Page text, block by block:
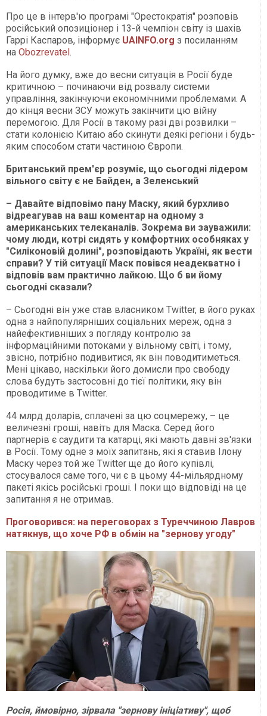
Про це в інтерв'ю програмі "Орестократія" розповів
російський опозиціонер і 13-й чемпіон світу із шахів
Гаррі Каспаров, інформує UAINFO.org з посиланням
на Obozrevatel.
На його думку, вже до весни ситуація в Росії буде
критичною – починаючи від розвалу системи
управління, закінчуючи економічними проблемами. А
до кінця весни ЗСУ можуть закінчити цю війну
перемогою. Для Росії в такому разі дві розвилки –
стати колонією Китаю або скинути деякі регіони і будь-
яким способом стати частиною Європи.
Британський прем'єр розуміє, що сьогодні лідером
вільного світу є не Байден, а Зеленський
– Давайте відповімо пану Маску, який бурхливо
відреагував на ваш коментар на одному з
американських телеканалів. Зокрема ви зауважили:
чому люди, котрі сидять у комфортних особняках у
"Силіконовій долині", розповідають Україні, як вести
справи? У тій ситуації Маск повівся неадекватно і
відповів вам практично лайкою. Що б ви йому
сьогодні сказали?
– Сьогодні він уже став власником Twitter, в його руках
одна з найпопулярніших соціальних мереж, одна з
найефективніших з погляду контролю за
інформаційними потоками у вільному світі, і тому,
звісно, потрібно подивитися, як він поводитиметься.
Мені цікаво, наскільки його домисли про свободу
слова будуть застосовні до тієї політики, яку він
проводитиме в Twitter.
44 млрд доларів, сплачені за цю соцмережу, – це
величезні гроші, навіть для Маска. Серед його
партнерів є саудити та катарці, які мають давні зв'язки
в Росії. Тому одне з моїх запитань, які я ставив Ілону
Маску через той же Twitter ще до його купівлі,
стосувалося саме того, чи є в цьому 44-мільярдному
пакеті якісь російські гроші. І поки що відповіді на це
запитання я не отримав.
Проговорився: на переговорах з Туреччиною Лавров
натякнув, що хоче РФ в обмін на "зернову угоду"
Росія, ймовірно, зірвала "зернову ініціативу", щоб